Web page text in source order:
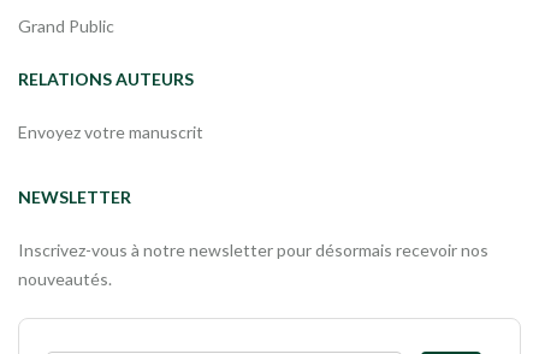
Grand Public
RELATIONS AUTEURS
Envoyez votre manuscrit
NEWSLETTER
Inscrivez-vous à notre newsletter pour désormais recevoir nos
nouveautés.